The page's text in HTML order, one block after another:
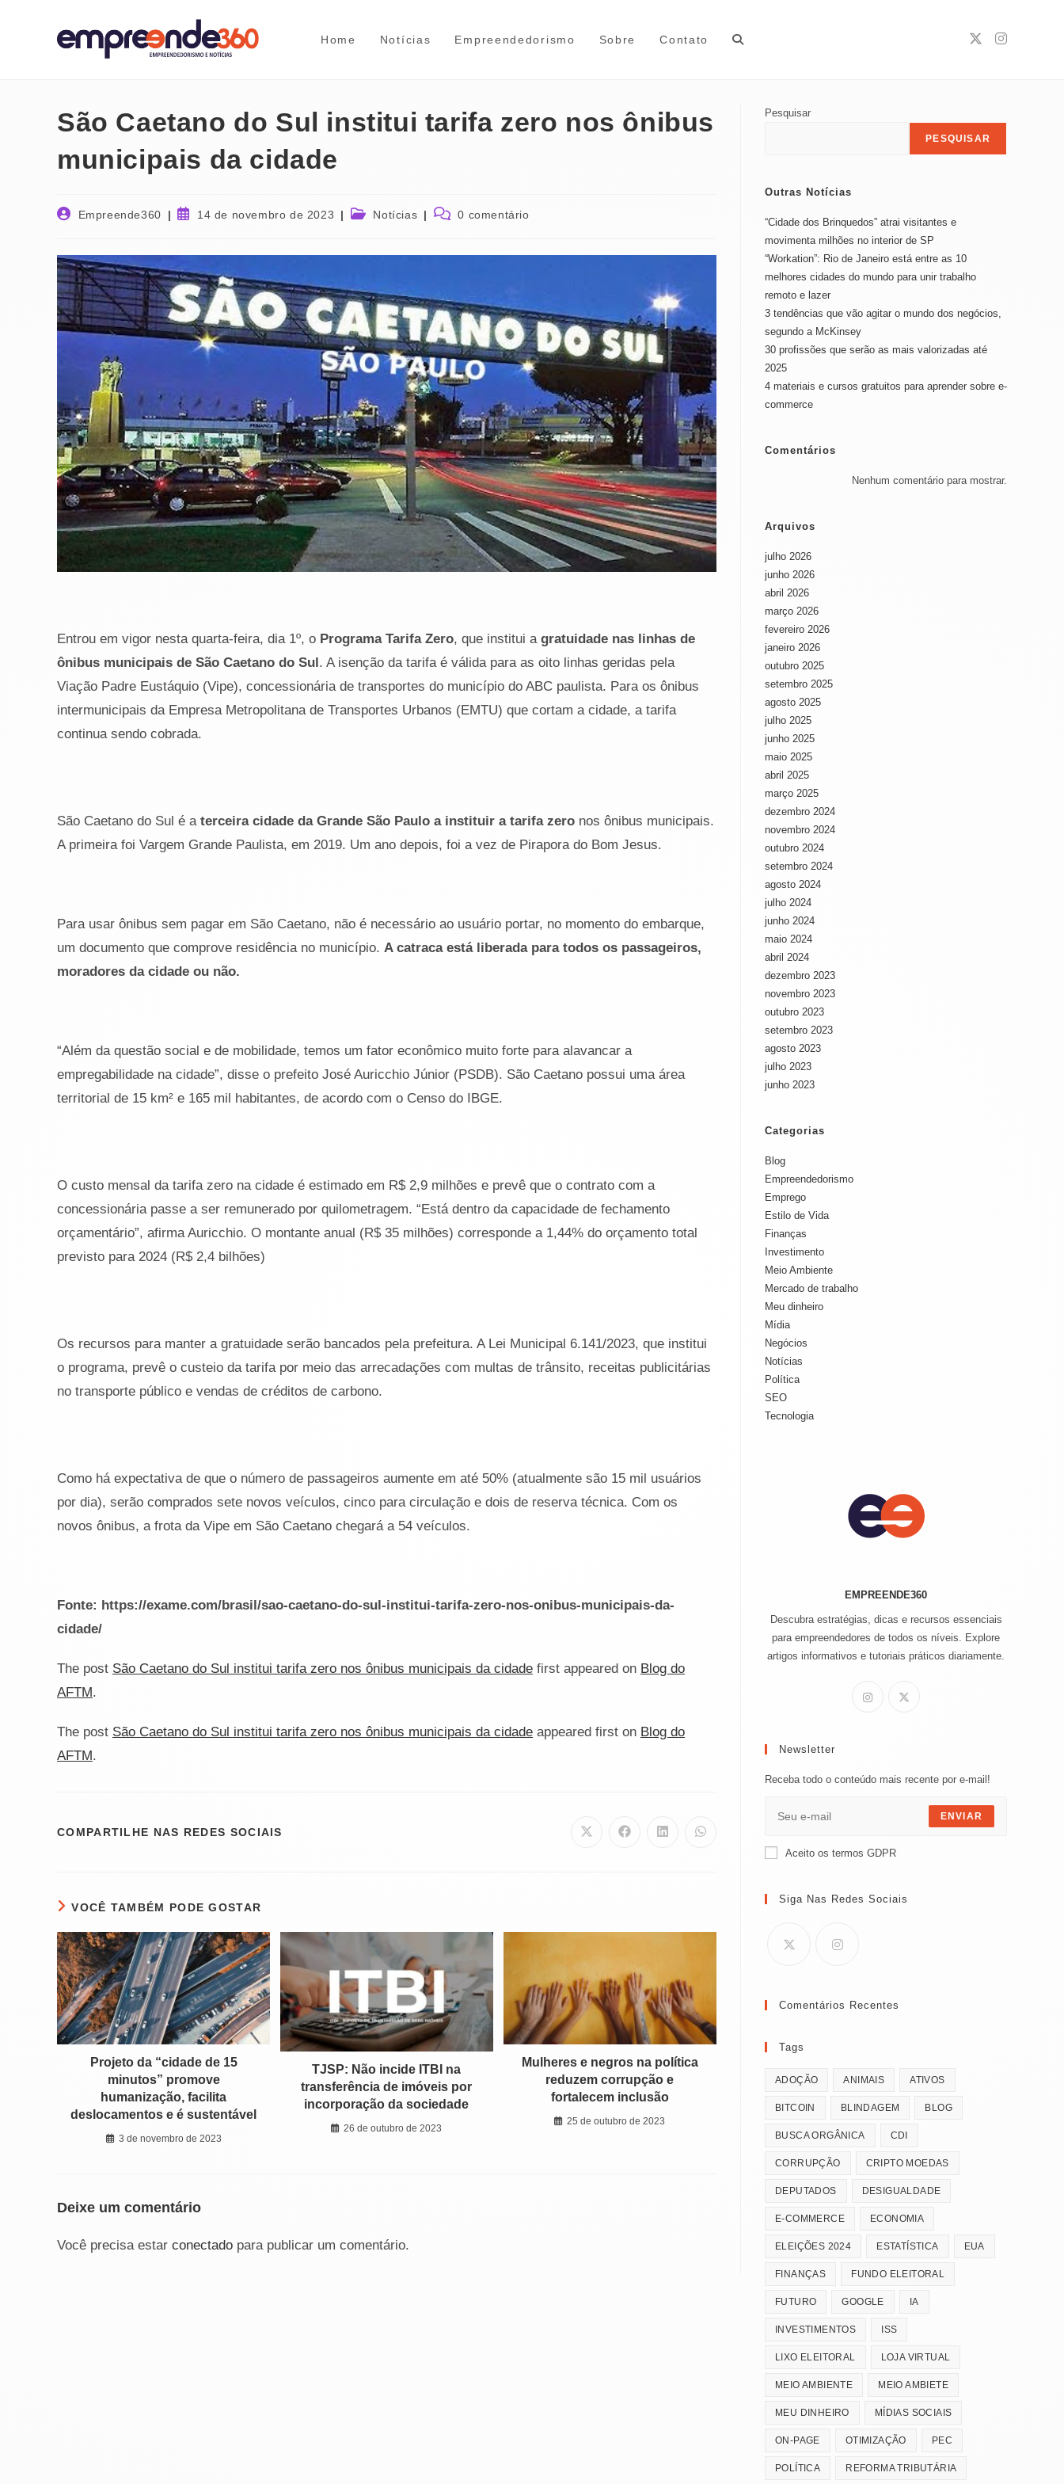
Home Notícias Empreendedorismo Sobre Contato Alternar
pesquisa
São Caetano do Sul institui tarifa zero nos ônibus
municipais da cidade
AutorEmpreende360
Post14 de novembro de 2023
Categoria
Notícias
Comentários
0 comentário
Entrou em vigor nesta quarta-feira, dia 1º, o Programa Tarifa Zero, que institui agratuidade nas linhas de
ônibus municipais de São Caetano do Sul. A isenção da tarifa é válida para as oito linhas geridas pela
Viação Padre Eustáquio (Vipe), concessionária de transportes do município do ABC paulista. Para os ônibus
intermunicipais da Empresa Metropolitana de Transportes Urbanos (EMTU) que cortam a cidade, a tarifa
continua sendo cobrada.
São Caetano do Sul é a terceira cidade da Grande São Paulo a instituir a tarifa zero nos ônibus municipais.
A primeira foi Vargem Grande Paulista, em 2019. Um ano depois, foi a vez de Pirapora do Bom Jesus.
Para usar ônibus sem pagar em São Caetano, não é necessário ao usuário portar, no momento do embarque,
um documento que comprove residência no município. A catraca está liberada para todos os passageiros,
moradores da cidade ou não.
“Além da questão social e de mobilidade, temos um fator econômico muito forte para alavancar a
empregabilidade na cidade”, disse o prefeito José Auricchio Júnior (PSDB). São Caetano possui uma área
territorial de 15 km² e 165 mil habitantes, de acordo com o Censo do IBGE.
O custo mensal da tarifa zero na cidade é estimado em R$ 2,9 milhões e prevê que o contrato com a
concessionária passe a ser remunerado por quilometragem. “Está dentro da capacidade de fechamento
orçamentário”, afirma Auricchio. O montante anual (R$ 35 milhões) corresponde a 1,44% do orçamento total
previsto para 2024 (R$ 2,4 bilhões)
Os recursos para manter a gratuidade serão bancados pela prefeitura. A Lei Municipal 6.141/2023, que institui
o programa, prevê o custeio da tarifa por meio das arrecadações com multas de trânsito, receitas publicitárias
no transporte público e vendas de créditos de carbono.
Como há expectativa de que o número de passageiros aumente em até 50% (atualmente são 15 mil usuários
por dia), serão comprados sete novos veículos, cinco para circulação e dois de reserva técnica. Com os
novos ônibus, a frota da Vipe em São Caetano chegará a 54 veículos.
Fonte: https://exame.com/brasil/sao-caetano-do-sul-institui-tarifa-zero-nos-onibus-municipais-da-
cidade/
The post São Caetano do Sul institui tarifa zero nos ônibus municipais da cidade first appeared on Blog do
AFTM.
The post São Caetano do Sul institui tarifa zero nos ônibus municipais da cidade appeared first on Blog do
AFTM.
COMPARTILHE NAS REDES SOCIAIS
Abre
Abre
Abre
Abre
VOCÊ TAMBÉM PODE GOSTAR
Projeto da “cidade de 15
minutos” promove
humanização, facilita
deslocamentos e é sustentável
3 de novembro de 2023
TJSP: Não incide ITBI na
transferência de imóveis por
incorporação da sociedade
26 de outubro de 2023
Mulheres e negros na política
reduzem corrupção e
fortalecem inclusão
25 de outubro de 2023
Deixe um comentário
Você precisa estar conectado para publicar um comentário.
Pesquisar
PESQUISAR
Outras Notícias
“Cidade dos Brinquedos” atrai visitantes e
movimenta milhões no interior de SP
“Workation”: Rio de Janeiro está entre as 10
melhores cidades do mundo para unir trabalho
remoto e lazer
3 tendências que vão agitar o mundo dos negócios,
segundo a McKinsey
30 profissões que serão as mais valorizadas até
2025
4 materiais e cursos gratuitos para aprender sobre e-
commerce
Comentários
Nenhum comentário para mostrar.
Arquivos
julho 2026
junho 2026
abril 2026
março 2026
fevereiro 2026
janeiro 2026
outubro 2025
setembro 2025
agosto 2025
julho 2025
junho 2025
maio 2025
abril 2025
março 2025
dezembro 2024
novembro 2024
outubro 2024
setembro 2024
agosto 2024
julho 2024
junho 2024
maio 2024
abril 2024
dezembro 2023
novembro 2023
outubro 2023
setembro 2023
agosto 2023
julho 2023
junho 2023
Categorias
Blog
Empreendedorismo
Emprego
Estilo de Vida
Finanças
Investimento
Meio Ambiente
Mercado de trabalho
Meu dinheiro
Mídia
Negócios
Notícias
Política
SEO
Tecnologia
EMPREENDE360
Descubra estratégias, dicas e recursos essenciais
para empreendedores de todos os níveis. Explore
artigos informativos e tutoriais práticos diariamente.
Newsletter
Receba todo o conteúdo mais recente por e-mail!
ENVIAR
Aceito os termos GDPR
Siga Nas Redes Sociais
Comentários Recentes
Tags
ADOÇÃO ANIMAIS ATIVOS
BITCOIN BLINDAGEM BLOG
BUSCA ORGÂNICA CDI
CORRUPÇÃO CRIPTO MOEDAS
DEPUTADOS DESIGUALDADE
E-COMMERCE ECONOMIA
ELEIÇÕES 2024 ESTATÍSTICA EUA
FINANÇAS FUNDO ELEITORAL
FUTURO GOOGLE IA
INVESTIMENTOS ISS
LIXO ELEITORAL LOJA VIRTUAL
MEIO AMBIENTE MEIO AMBIETE
MEU DINHEIRO MÍDIAS SOCIAIS
ON-PAGE OTIMIZAÇÃO PEC
POLÍTICA REFORMA TRIBUTÁRIA